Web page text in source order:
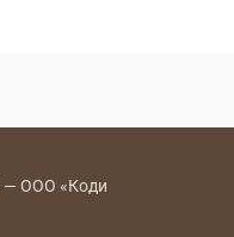
— ООО «Коди